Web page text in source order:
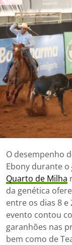
O desempenho
Ebony durante o
Quarto de Milha
da genética
entre os dias 8 e
evento contou
garanhões nas
bem como de